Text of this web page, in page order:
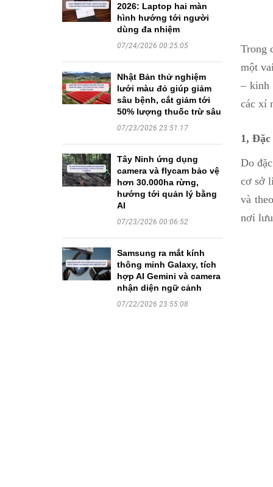
2026: Laptop hai màn
hình hướng tới người
dùng đa nhiệm
07/24/2026 00:25:05
Nhật Bản thử nghiệm
lưới màu đỏ giúp giảm
sâu bệnh, cắt giảm tới
50% lượng thuốc trừ sâu
07/23/2026 23:51:17
Tây Ninh ứng dụng
camera và flycam bảo vệ
hơn 30.000ha rừng,
hướng tới quản lý bằng
AI
07/23/2026 00:06:52
Samsung ra mắt kính
thông minh Galaxy, tích
hợp AI Gemini và camera
nhận diện ngữ cảnh
07/22/2026 23:55:08
Trong
một
– kinh
các xí
1, Đặc
Do
cơ sở
và
nơi